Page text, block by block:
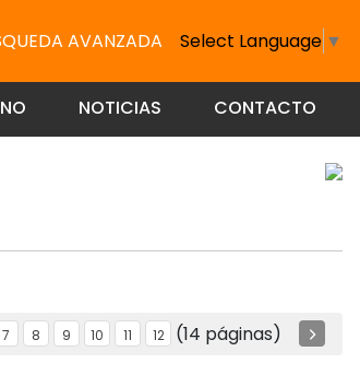
AVANZADA Select Language ▼
NOTICIAS CONTACTO
7 8 9 10 11 12 (14 páginas)